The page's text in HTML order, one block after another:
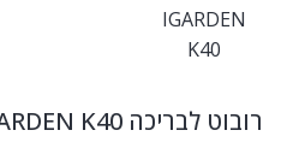
רובוט לבריכה IGARDEN K40